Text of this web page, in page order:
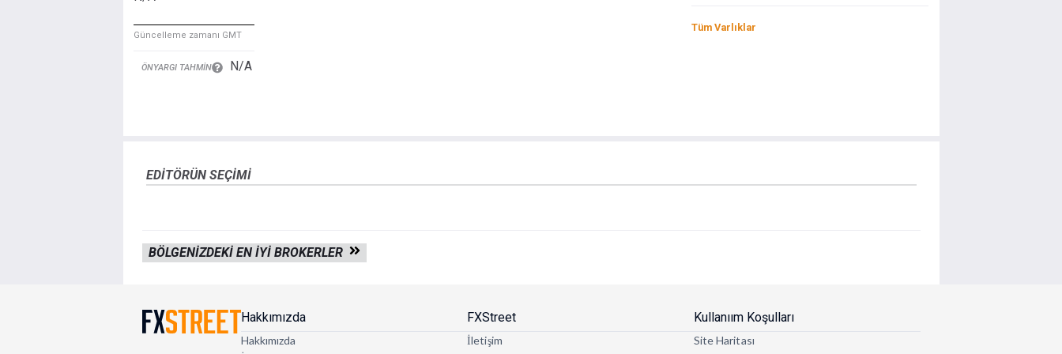
Güncelleme zamanı GMT
ÖNYARGI TAHMIN N/A
Tüm Varlıklar
EDITÖRÜN SEÇIMI
BÖLGENIZDEKI EN IYI BROKERLER
Hakkımızda
Hakkımızda
FXStreet
İletişim
Kullanıım Koşulları
Site Haritası